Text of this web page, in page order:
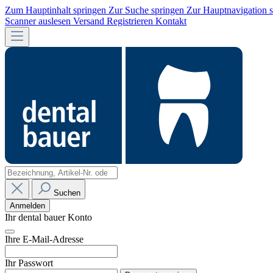
Zum Hauptinhalt springen Zur Suche springen Zur Hauptnavigation
Scanner auslesen Versand Registrieren Kontakt
Suchen
Anmelden
Ihr dental bauer Konto
Ihre E-Mail-Adresse
Ihr Passwort